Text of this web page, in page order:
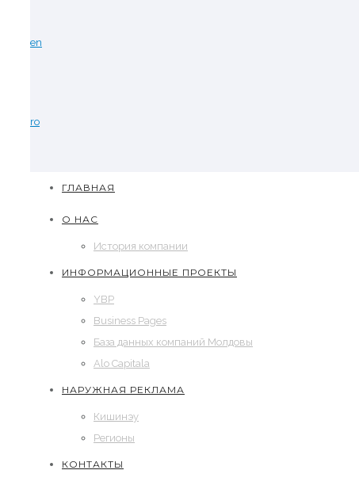
en
ro
ГЛАВНАЯ
О НАС
История компании
ИНФОРМАЦИОННЫЕ ПРОЕКТЫ
YBP
Business Pages
База данных компаний Молдовы
Alo Capitala
НАРУЖНАЯ РЕКЛАМА
Кишинэу
Регионы
КОНТАКТЫ